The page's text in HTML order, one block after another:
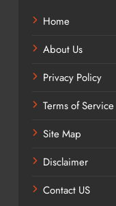
Home
About Us
Privacy Policy
Terms of Service
Site Map
Disclaimer
Contact US